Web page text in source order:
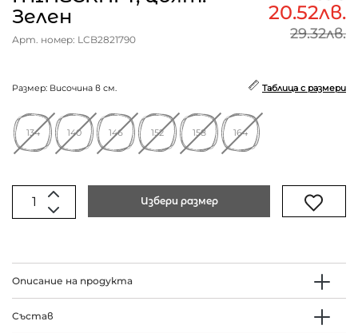
Зелен
Арт. номер: LCB2821790
20.52лв.
29.32лв.
Размер: Височина в см. Таблица с размери
134 140 146 152 158 164
Избери размер
Описание на продукта
Състав